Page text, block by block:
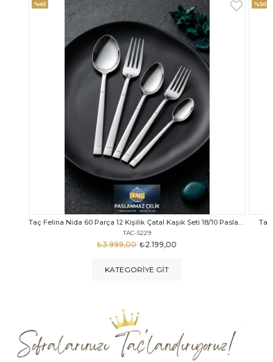
Taç Calista Tivoli 72 Parça 12 Kişilik Çatal Kaşık Bıçak Seti
TAC-5040
₺2.999,00
₺4.289,00
%30
Taç
%33
KATEGORIYE GIT